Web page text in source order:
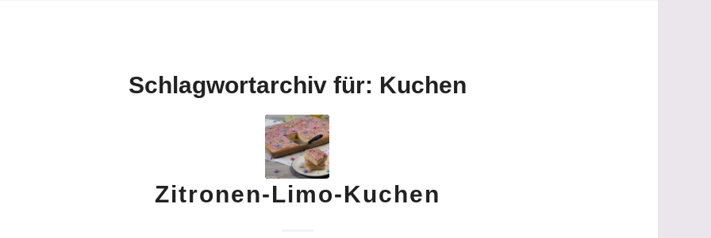
Schlagwortarchiv für: Kuchen
Zitronen-Limo-Kuchen